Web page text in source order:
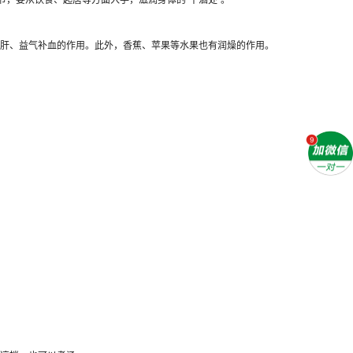
益气补血的作用。此外，香蕉、苹果等水果也有润燥的作用。